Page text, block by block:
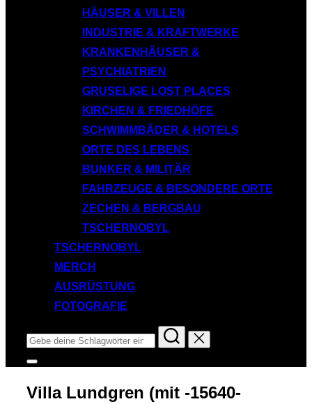
HÄUSER & VILLEN
INDUSTRIE & KRAFTWERKE
KRANKENHÄUSER &
PSYCHIATRIEN
GRUSELIGE LOST PLACES
KIRCHEN & FRIEDHÖFE
SCHWIMMBÄDER & HOTELS
ORTE DES LEBENS
BUNKER & MILITÄR
FAHRZEUGE & BESONDERE ORTE
ZECHEN & BERGBAU
TSCHERNOBYL
TSCHERNOBYL
MERCH
AUSRÜSTUNG
FOTOGRAFIE
Suchen
nach:
Seitenleiste
Navigation
umschalten
Villa Lundgren (mit -15640-